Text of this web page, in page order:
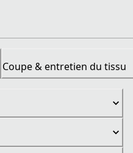
Coupe & entretien du tissu